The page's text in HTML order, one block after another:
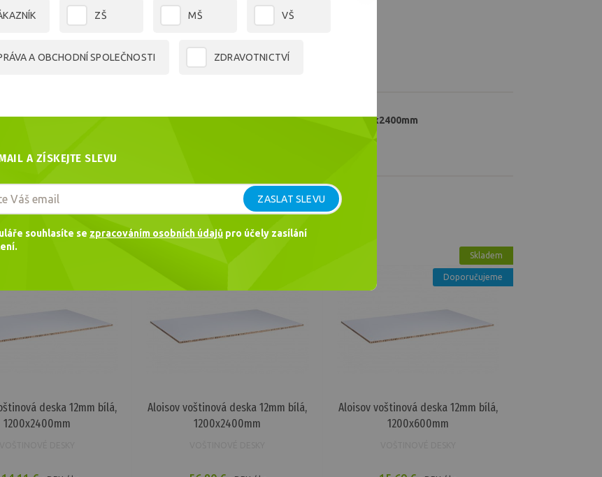
Aloisov voštinová deska 12mm bílá, 1200x2400mm
Aloisov voštinová deska 16mm bílá, 1200x800mm
Voštinové desky
23,34 €
Voštinové desky
15,69 €
19,26 €
deska 12mm bílá,
1200x2400mm
Aloisov voštinová deska 12mm bílá,
1200x2400mm
Skladem
Doporučujeme
Aloisov voštinová deska 12mm bílá,
1200x600mm
ZŠ MŠ VŠ
A OBCHODNÍ SPOLEČNOSTI ZDRAVOTNICTVÍ
A ZÍSKEJTE SLEVU
ZASLAT SLEVU
souhlasíte se zpracováním osobních údajů pro účely zasílání